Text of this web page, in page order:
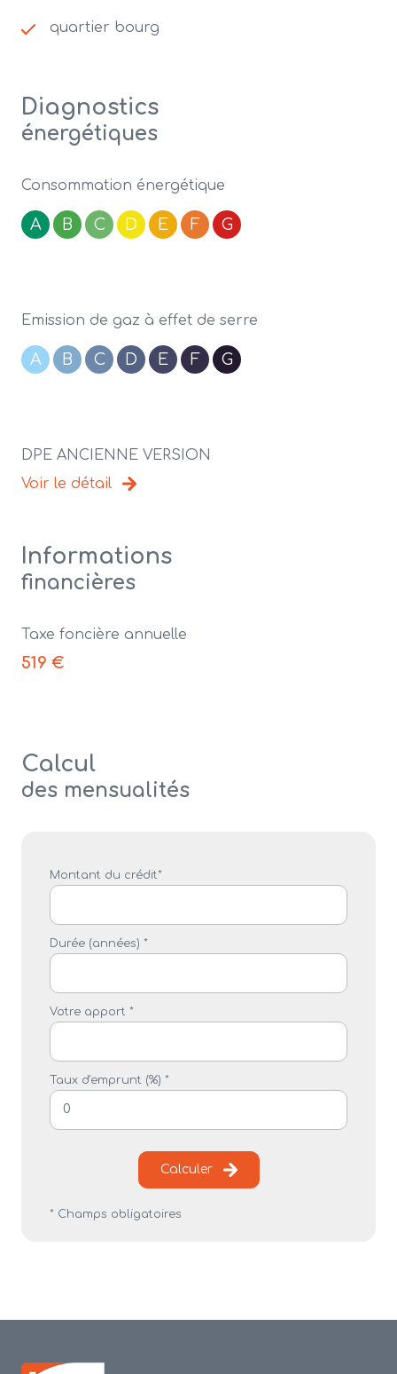
quartier bourg
Diagnostics
énergétiques
Consommation énergétique
A B C D E F G
Emission de gaz à effet de serre
A B C D E F G
DPE ANCIENNE VERSION
Voir le détail
Informations
financières
Taxe foncière annuelle
519 €
Calcul
des mensualités
Montant du crédit*
Durée (années) *
Votre apport *
Taux d'emprunt (%) *
Calculer
* Champs obligatoires